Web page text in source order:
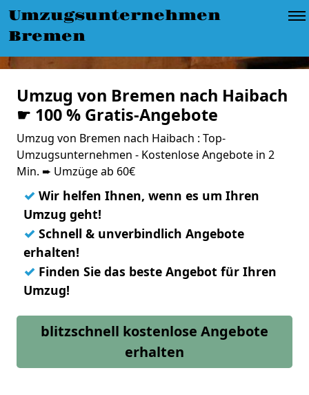
Umzugsunternehmen
Bremen
Umzug von Bremen nach Haibach
☛ 100 % Gratis-Angebote
Umzug von Bremen nach Haibach : Top-
Umzugsunternehmen - Kostenlose Angebote in 2
Min. ➨ Umzüge ab 60€
✓ Wir helfen Ihnen, wenn es um Ihren
Umzug geht!
✓ Schnell & unverbindlich Angebote
erhalten!
✓ Finden Sie das beste Angebot für Ihren
Umzug!
blitzschnell kostenlose Angebote
erhalten